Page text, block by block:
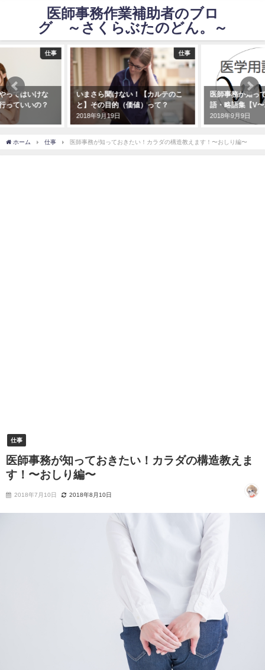
医師事務作業補助者のブロ
グ ～さくらぶたのどん。～
仕事
ってはいけな
っていいの？
仕事
いまさら聞けない！【カルテのこ
と】その目的（価値）って？
2018年9月19日
医師事務が知っ
語・略語集【V
2018年9月9日
ホーム 仕事 医師事務が知っておきたい！カラダの構造教えます！〜おしり編〜
仕事
医師事務が知っておきたい！カラダの構造教えま
す！〜おしり編〜
2018年7月10日 2018年8月10日